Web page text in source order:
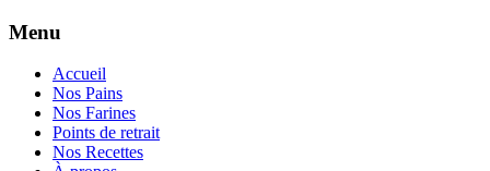
Menu
Accueil
Nos Pains
Nos Farines
Points de retrait
Nos Recettes